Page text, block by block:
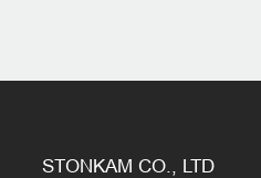
STONKAM CO., LTD